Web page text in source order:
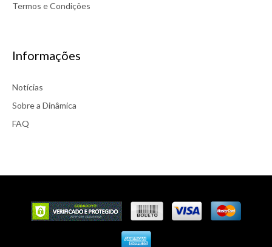
Termos e Condições
Informações
Notícias
Sobre a Dinâmica
FAQ